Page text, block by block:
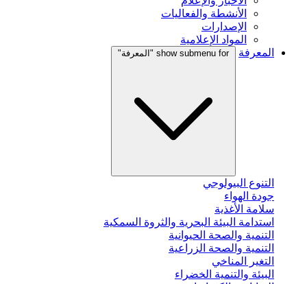
الأنشطة والفعاليات
الإصدارات
المواد الإعلامية
المعرفة
show submenu for "المعرفة"
التنوع البيولوجي
جودة الهواء
سلامة الأغذية
استدامة البيئة البحرية والثروة السمكية
التنمية والصحة الحيوانية
التنمية والصحة الزراعية
التغير المناخي
البيئة والتنمية الخضراء